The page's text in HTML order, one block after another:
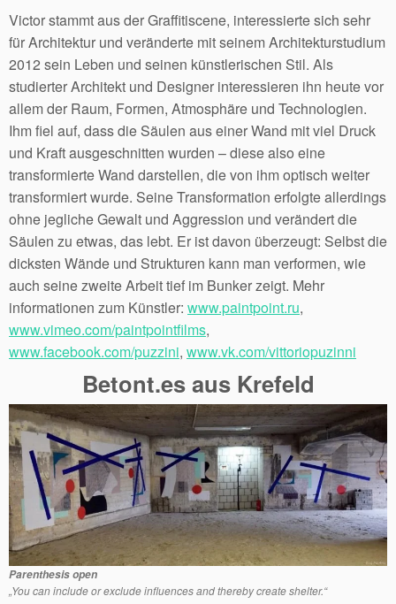
Victor stammt aus der Graffitiscene, interessierte sich sehr
für Architektur und veränderte mit seinem Architekturstudium
2012 sein Leben und seinen künstlerischen Stil. Als
studierter Architekt und Designer interessieren ihn heute vor
allem der Raum, Formen, Atmosphäre und Technologien.
Ihm fiel auf, dass die Säulen aus einer Wand mit viel Druck
und Kraft ausgeschnitten wurden – diese also eine
transformierte Wand darstellen, die von ihm optisch weiter
transformiert wurde. Seine Transformation erfolgte allerdings
ohne jegliche Gewalt und Aggression und verändert die
Säulen zu etwas, das lebt. Er ist davon überzeugt: Selbst die
dicksten Wände und Strukturen kann man verformen, wie
auch seine zweite Arbeit tief im Bunker zeigt. Mehr
informationen zum Künstler: www.paintpoint.ru,
www.vimeo.com/paintpointfilms,
www.facebook.com/puzzini, www.vk.com/vittoriopuzinni
Betont.es aus Krefeld
Parenthesis open
„You can include or exclude influences and thereby create shelter.“